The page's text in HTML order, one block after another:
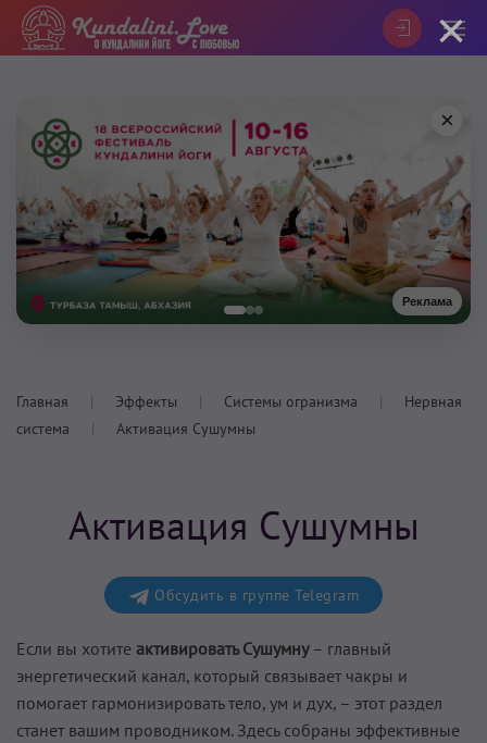
Реклама
×
Главная Эффекты Системы огранизма
Нервная
система
Активация Сушумны
Активация Сушумны
Обсудить в группе Telegram
Если вы хотите активировать Сушумну– главный
энергетический канал, который связывает чакры и
помогает гармонизировать тело, ум и дух, – этот раздел
станет вашим проводником. Здесь собраны эффективные
×